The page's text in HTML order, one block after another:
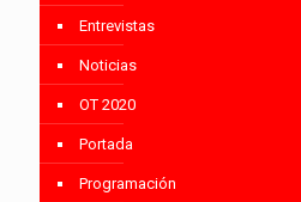
Entrevistas
Noticias
OT 2020
Portada
Programación